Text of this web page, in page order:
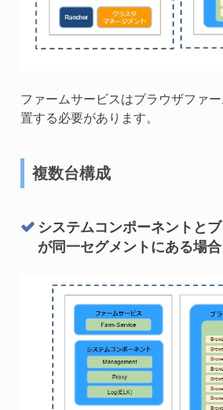
ファームサービスはブラウザファ
置する必要があります。
複数台構成
システムコンポーネントと
が同一セグメントにある場合